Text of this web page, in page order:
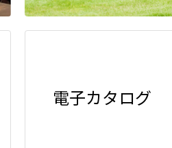
電子カタログ